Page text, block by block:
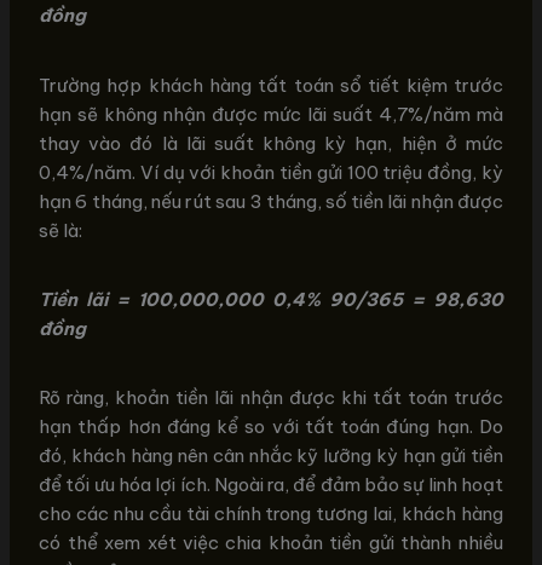
đồng
Trường hợp khách hàng tất toán sổ tiết kiệm trước
hạn sẽ không nhận được mức lãi suất 4,7%/năm mà
thay vào đó là lãi suất không kỳ hạn, hiện ở mức
0,4%/năm. Ví dụ với khoản tiền gửi 100 triệu đồng, kỳ
hạn 6 tháng, nếu rút sau 3 tháng, số tiền lãi nhận được
sẽ là:
Tiền lãi = 100,000,000 0,4% 90/365 = 98,630
đồng
Rõ ràng, khoản tiền lãi nhận được khi tất toán trước
hạn thấp hơn đáng kể so với tất toán đúng hạn. Do
đó, khách hàng nên cân nhắc kỹ lưỡng kỳ hạn gửi tiền
để tối ưu hóa lợi ích. Ngoài ra, để đảm bảo sự linh hoạt
cho các nhu cầu tài chính trong tương lai, khách hàng
có thể xem xét việc chia khoản tiền gửi thành nhiều